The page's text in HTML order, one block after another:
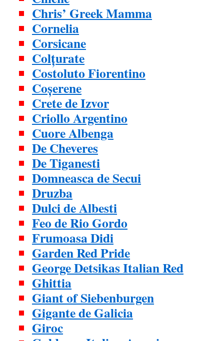
Chris’ Greek Mamma
Cornelia
Corsicane
Colțurate
Costoluto Fiorentino
Coșerene
Crete de Izvor
Criollo Argentino
Cuore Albenga
De Cheveres
De Tiganesti
Domneasca de Secui
Druzba
Dulci de Albesti
Feo de Rio Gordo
Frumoasa Didi
Garden Red Pride
George Detsikas Italian Red
Ghittia
Giant of Siebenburgen
Gigante de Galicia
Giroc